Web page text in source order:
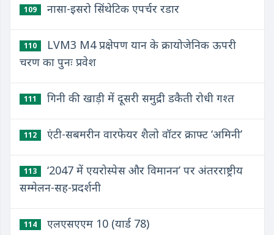
109 नासा-इसरो सिंथेटिक एपर्चर रडार
110
LVM3 M4 प्रक्षेपण यान के क्रायोजेनिक ऊपरी
चरण का पुनः प्रवेश
111 गिनी की खाड़ी में दूसरी समुद्री डकैती रोधी गश्त
112 एंटी-सबमरीन वारफेयर शैलो वॉटर क्राफ्ट ‘अमिनी’
113
‘2047 में एयरोस्पेस और विमानन’ पर अंतरराष्ट्रीय
सम्मेलन-सह-प्रदर्शनी
114 एलएसएएम 10 (यार्ड 78)